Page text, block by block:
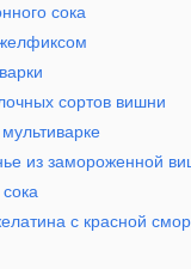
сока
сортов вишни
из замороженной
с красной